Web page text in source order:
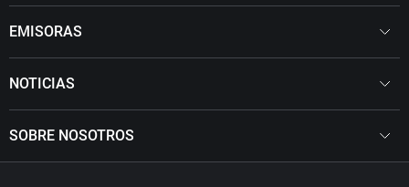
EMISORAS
NOTICIAS
SOBRE NOSOTROS